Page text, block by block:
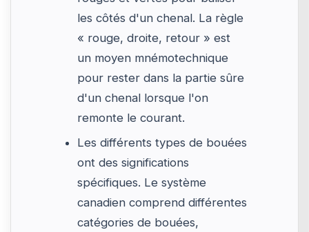
les côtés d'un chenal. La règle
« rouge, droite, retour » est
un moyen mnémotechnique
pour rester dans la partie sûre
d'un chenal lorsque l'on
remonte le courant.
Les différents types de bouées
ont des significations
spécifiques. Le système
canadien comprend différentes
catégories de bouées,